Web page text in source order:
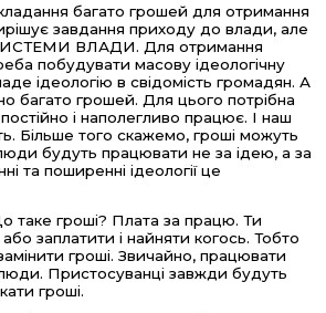
багато грошей для отримання
завдання приходу до влади, але
ВЛАДИ. Для отримання
побудувати масову ідеологічну
ідеологію в свідомість громадян. А
багато грошей. Для цього потрібна
і наполегливо працює. І наш
Більше того скажемо, гроші можуть
будуть працювати не за ідею, а за
та поширенні ідеології це
таке гроші? Плата за працю. Ти
заплатити і найняти когось. Тобто
гроші. Звичайно, працювати
Пристосуванці завжди будуть
гроші.